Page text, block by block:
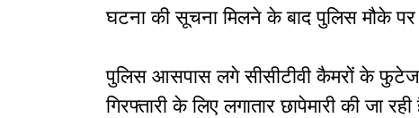
घटना की सूचना मिलने के बाद पुलिस मौके
पुलिस आसपास लगे सीसीटीवी कैमरों के फुटेज
गिरफ्तारी के लिए लगातार छापेमारी की जा